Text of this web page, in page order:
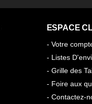
ESPACE
- Votre
- Listes
- Grille des
- Foire aux
- Contactez-